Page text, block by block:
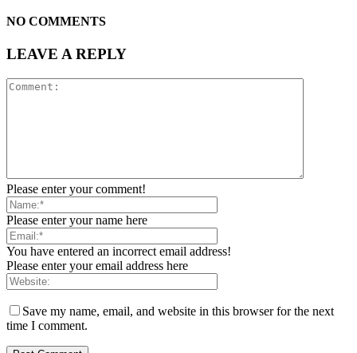
NO COMMENTS
LEAVE A REPLY
Please enter your comment!
Please enter your name here
You have entered an incorrect email address!
Please enter your email address here
Save my name, email, and website in this browser for the next
time I comment.